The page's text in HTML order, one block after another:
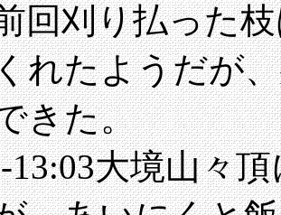
回刈り払った
れたようだが
きた。
大境山々頂